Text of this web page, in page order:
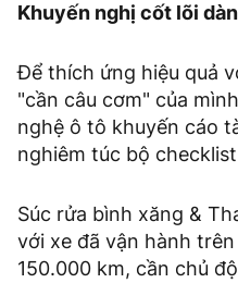
Khuyến nghị cốt lõi
Để thích ứng hiệu quả
"cần câu cơm" của
nghệ ô tô khuyến cáo
nghiêm túc bộ checklist
Súc rửa bình xăng &
với xe đã vận hành
150.000 km, cần chủ